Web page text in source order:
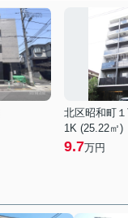
北区昭和町１
1K (25.22㎡)
9.7万円